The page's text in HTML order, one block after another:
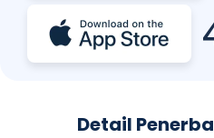
Detail